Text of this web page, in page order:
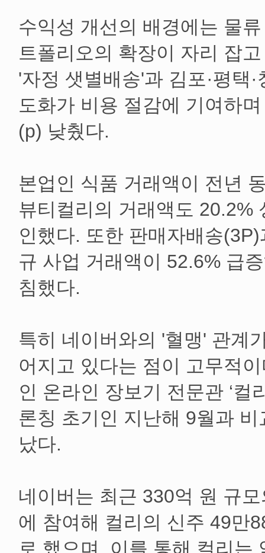
수익성 개선의 배경에는 물
트폴리오의 확장이 자리 잡
'자정 샛별배송'과 김포·평택
도화가 비용 절감에 기여하
(p) 낮췄다.
본업인 식품 거래액이 전년
뷰티컬리의 거래액도 20.2%
인했다. 또한 판매자배송
규 사업 거래액이 52.6% 급
침했다.
특히 네이버와의 '혈맹' 관계
어지고 있다는 점이 고무적
인 온라인 장보기 전문관 ‘컬
론칭 초기인 지난해 9월과
났다.
네이버는 최근 330억 원 규
에 참여해 컬리의 신주 49만
로 했으며, 이를 통해 컬리는